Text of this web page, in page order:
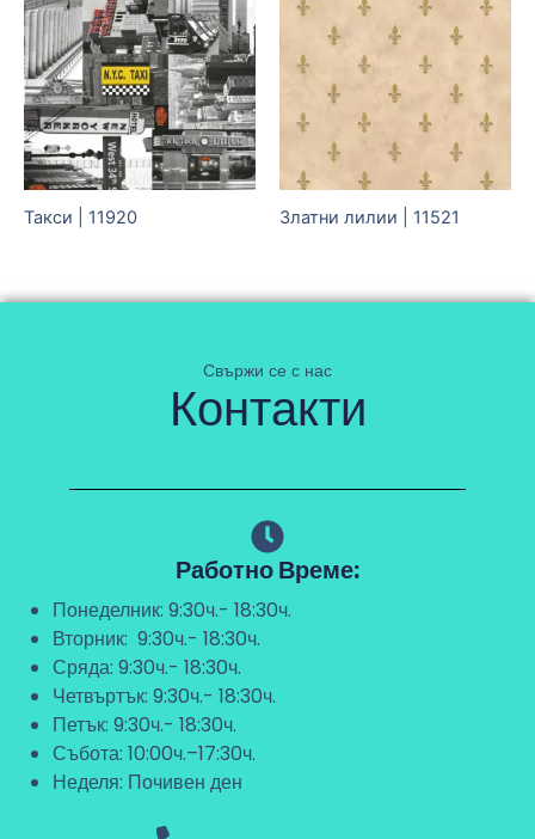
Такси | 11920 Златни лилии | 11521
Свържи се с нас
Контакти
Работно Време:
Понеделник: 9:30ч.- 18:30ч.
Вторник: 9:30ч.- 18:30ч.
Сряда: 9:30ч.- 18:30ч.
Четвъртък: 9:30ч.- 18:30ч.
Петък: 9:30ч.- 18:30ч.
Събота: 10:00ч.–17:30ч.
Неделя: Почивен ден